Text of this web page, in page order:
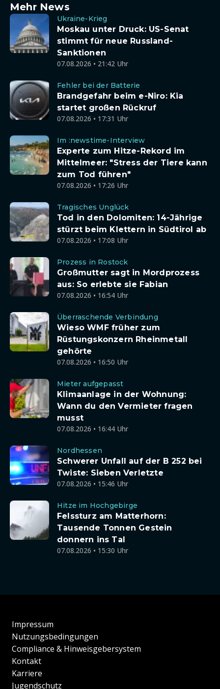
Mehr News
Ukraine-Krieg
Moskau unter Druck: US-Senat
stimmt für neue Russland-
Sanktionen
07.08.2026 • 21:42 Uhr
Fehler bei der Batterie
Brandgefahr beim e-Niro: Kia
startet großen Rückruf
07.08.2026 • 17:31 Uhr
Im :newstime-Interview
Experte zum Hitze-Rekord im
Mittelmeer: "Stress der Tiere kann
zum Tod führen"
07.08.2026 • 17:26 Uhr
Tragisches Unglück
Tod in den Dolomiten: 14-Jährige
stürzt beim Klettern in Südtirol ab
07.08.2026 • 17:08 Uhr
Prozess in Rostock
Großmutter sagt in Mordprozess
aus: So erlebte sie Fabian
07.08.2026 • 16:54 Uhr
Überraschende Verbindung
Wieso WMF früher zum
Rüstungskonzern Rheinmetall
gehörte
07.08.2026 • 16:50 Uhr
Mieter aufgepasst
Klimaanlage in der Wohnung:
Wann du den Vermieter fragen
musst
07.08.2026 • 16:44 Uhr
Nordhessen
Schwerer Unfall auf der B 252 bei
Twiste: Sieben Verletzte
07.08.2026 • 15:46 Uhr
Hitze im Hochgebirge
Felssturz am Matterhorn:
Tausende Tonnen Gestein
donnern ins Tal
07.08.2026 • 15:30 Uhr
Impressum
Nutzungsbedingungen
Compliance & Hinweisgebersystem
Kontakt
Karriere
Jugendschutz